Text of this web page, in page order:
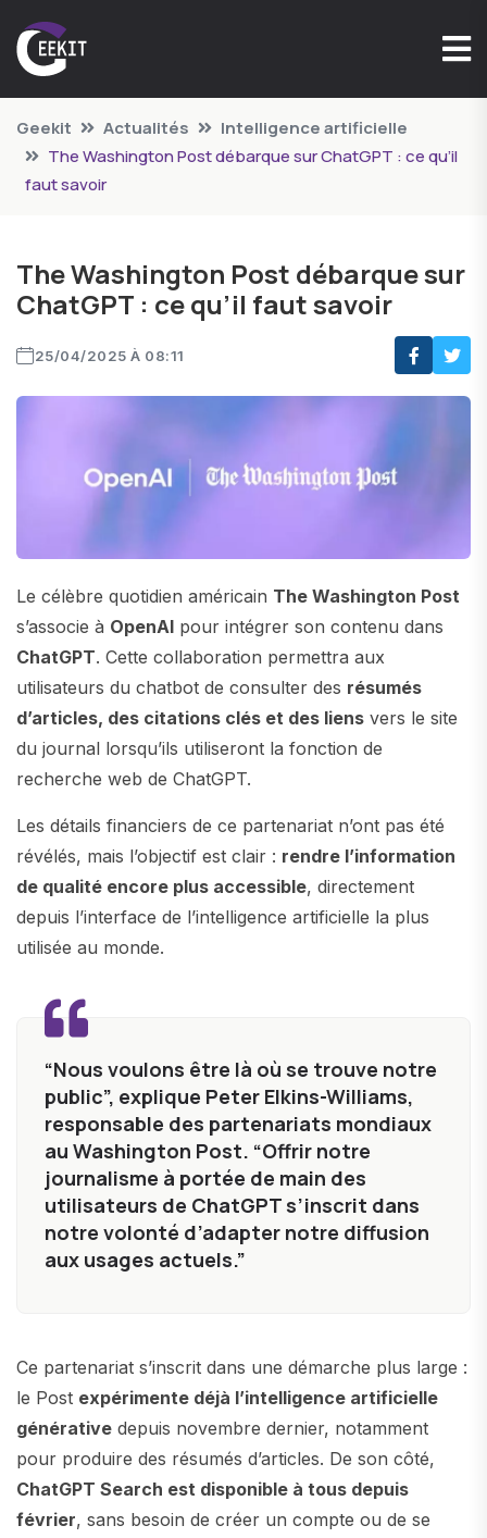
Geekit Actualités
Intelligence artificielle
The Washington Post débarque sur ChatGPT : ce qu’il
faut savoir
The Washington Post débarque sur
ChatGPT : ce qu’il faut savoir
25/04/2025 À 08:11
Le célèbre quotidien américain The Washington Post
s’associe à OpenAI pour intégrer son contenu dans
ChatGPT. Cette collaboration permettra aux
utilisateurs du chatbot de consulter des résumés
d’articles, des citations clés et des liens vers le site
du journal lorsqu’ils utiliseront la fonction de
recherche web de ChatGPT.
Les détails financiers de ce partenariat n’ont pas été
révélés, mais l’objectif est clair : rendre l’information
de qualité encore plus accessible, directement
depuis l’interface de l’intelligence artificielle la plus
utilisée au monde.
“Nous voulons être là où se trouve notre
public”, explique Peter Elkins-Williams,
responsable des partenariats mondiaux
au Washington Post. “Offrir notre
journalisme à portée de main des
utilisateurs de ChatGPT s’inscrit dans
notre volonté d’adapter notre diffusion
aux usages actuels.”
Ce partenariat s’inscrit dans une démarche plus large :
le Post expérimente déjà l’intelligence artificielle
générative depuis novembre dernier, notamment
pour produire des résumés d’articles. De son côté,
ChatGPT Search est disponible à tous depuis
février, sans besoin de créer un compte ou de se